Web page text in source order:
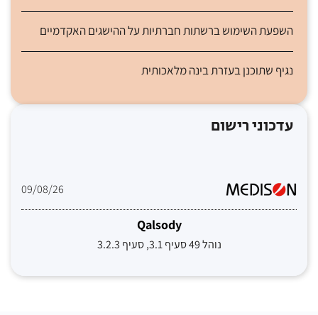
השפעת השימוש ברשתות חברתיות על ההישגים האקדמיים
נגיף שתוכנן בעזרת בינה מלאכותית
עדכוני רישום
09/08/26
Qalsody
נוהל 49 סעיף 3.1, סעיף 3.2.3